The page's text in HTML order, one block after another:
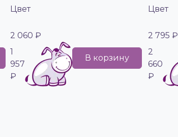
Цвет
2 060 ₽
1
957
₽
В корзину
Цвет
2 795 ₽
2
660
₽